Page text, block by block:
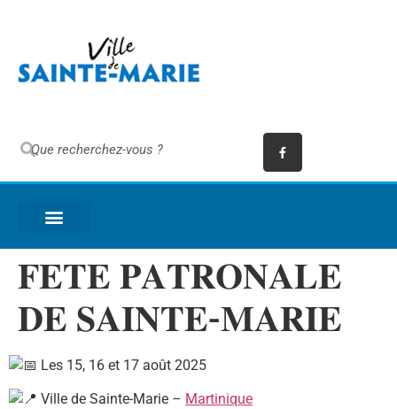
𝐅𝐄𝐓𝐄 𝐏𝐀𝐓𝐑𝐎𝐍𝐀𝐋𝐄
𝐃𝐄 𝐒𝐀𝐈𝐍𝐓𝐄-𝐌𝐀𝐑𝐈𝐄
Les 15, 16 et 17 août 2025
Ville de Sainte-Marie – Martinique